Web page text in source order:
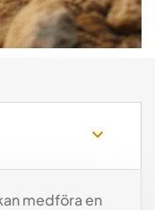
medföra en